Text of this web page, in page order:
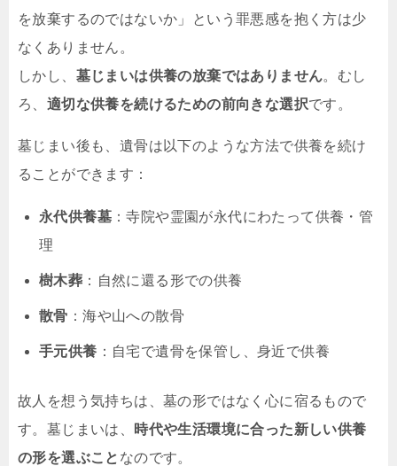
を放棄するのではないか」という罪悪感を抱く方は少
なくありません。
しかし、 墓じまいは供養の放棄ではありません。むし
ろ、 適切な供養を続けるための前向きな選択です。
墓じまい後も、遺骨は以下のような方法で供養を続け
ることができます：
永代供養墓 ：寺院や霊園が永代にわたって供養・管
理
樹木葬 ：自然に還る形での供養
散骨 ：海や山への散骨
手元供養 ：自宅で遺骨を保管し、身近で供養
故人を想う気持ちは、墓の形ではなく心に宿るもので
す。墓じまいは、
時代や生活環境に合った新しい供養
の形を選ぶこと なのです。